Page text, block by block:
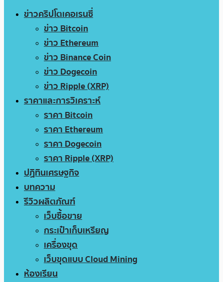
ข่าวคริปโตเคอเรนซี่
ข่าว Bitcoin
ข่าว Ethereum
ข่าว Binance Coin
ข่าว Dogecoin
ข่าว Ripple (XRP)
ราคาและการวิเคราะห์
ราคา Bitcoin
ราคา Ethereum
ราคา Dogecoin
ราคา Ripple (XRP)
ปฏิทินเศรษฐกิจ
บทความ
รีวิวผลิตภัณฑ์
เว็บซื้อขาย
กระเป๋าเก็บเหรียญ
เครื่องขุด
เว็บขุดแบบ Cloud Mining
ห้องเรียน